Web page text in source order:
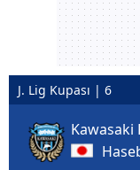
J. Lig Kupası | 6
Kawasaki